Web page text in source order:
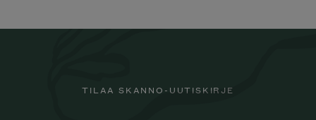
TILAA SKANNO-UUTISKIRJE